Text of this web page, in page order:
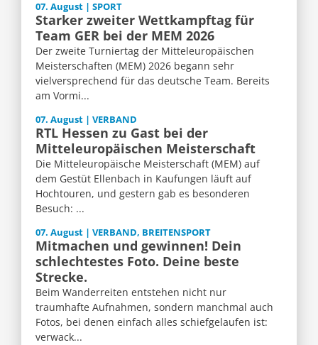
07. August | SPORT
Starker zweiter Wettkampftag für
Team GER bei der MEM 2026
Der zweite Turniertag der Mitteleuropäischen
Meisterschaften (MEM) 2026 begann sehr
vielversprechend für das deutsche Team. Bereits
am Vormi...
07. August | VERBAND
RTL Hessen zu Gast bei der
Mitteleuropäischen Meisterschaft
Die Mitteleuropäische Meisterschaft (MEM) auf
dem Gestüt Ellenbach in Kaufungen läuft auf
Hochtouren, und gestern gab es besonderen
Besuch: ...
07. August | VERBAND, BREITENSPORT
Mitmachen und gewinnen! Dein
schlechtestes Foto. Deine beste
Strecke.
Beim Wanderreiten entstehen nicht nur
traumhafte Aufnahmen, sondern manchmal auch
Fotos, bei denen einfach alles schiefgelaufen ist:
verwack...